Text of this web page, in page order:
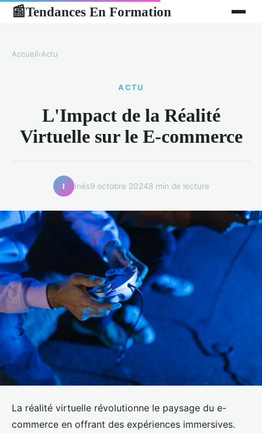
📰Tendances En Formation
Accueil›Actu
ACTU
L'Impact de la Réalité
Virtuelle sur le E-commerce
I Inès9 octobre 20248 min de lecture
La réalité virtuelle révolutionne le paysage du e-
commerce en offrant des expériences immersives.